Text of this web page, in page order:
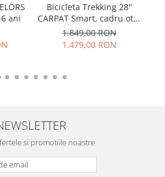
ani
Bicicleta Trekking 28"
CARPAT Smart, cadru otel
18", manete secventiale,
frane disc, 21 viteze,
negru/alb
1.849,00 RON
1.479,00 RON
si promotiile noastre